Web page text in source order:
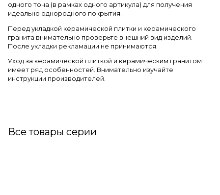
одного тона (в рамках одного артикула) для получения
идеально однородного покрытия.
Перед укладкой керамической плитки и керамического
гранита внимательно проверьте внешний вид изделий.
После укладки рекламации не принимаются.
Уход за керамической плиткой и керамическим гранитом
имеет ряд особенностей. Внимательно изучайте
инструкции производителей.
Все товары серии